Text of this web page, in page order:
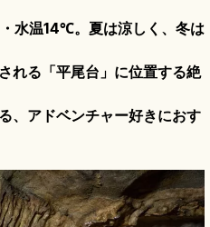
水温14℃。夏は涼しく、冬は
れる「平尾台」に位置する絶
、アドベンチャー好きにおす